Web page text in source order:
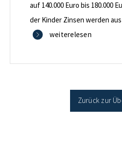
auf 140.000 Euro bis 180.000
der Kinder Zinsen werden
verbilligt: Heutiger Zins bei
Antragstellende verpflichten
Sanierung in
weiterelesen
Zurück zur